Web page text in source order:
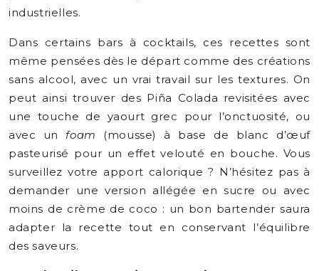
industrielles.
Dans certains bars à cocktails, ces recettes sont
même pensées dès le départ comme des créations
sans alcool, avec un vrai travail sur les textures. On
peut ainsi trouver des Piña Colada revisitées avec
une touche de yaourt grec pour l’onctuosité, ou
avec un foam (mousse) à base de blanc d’œuf
pasteurisé pour un effet velouté en bouche. Vous
surveillez votre apport calorique ? N’hésitez pas à
demander une version allégée en sucre ou avec
moins de crème de coco : un bon bartender saura
adapter la recette tout en conservant l’équilibre
des saveurs.